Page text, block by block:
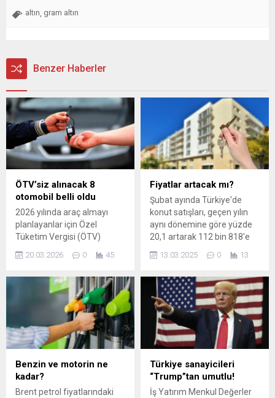
altın gram altın
Benzer Haberler
ÖTV’siz alınacak 8
otomobil belli oldu
2026 yılında araç almayı
planlayanlar için Özel
Tüketim Vergisi (ÖTV)
istisnası gündemdeki yerini
koruyor. CHP Tokat
tarafından emekliler için
TBMM Başkanlığı’na
sunulan kanun teklifiyle
onaya kalan ÖTV'siz araçlar
sosyal ...
20.03.2026 0 45
Fiyatlar artacak mı?
Şubat ayında Türkiye'de
konut satışları, geçen yılın
aynı dönemine göre yüzde
20,1 artarak 112 bin 818'e
ulaştı. Bu rakam, son yılların
en yüksek ikinci şubat
temsilcileri, kredi faizlerinin
ve arsa maliyetlerinin
düşmesiyle satışların
hızlanabileceğini belirtiyor.
Uzmanlar, konut
fiyatlarındaki artışın devam
etmesinin yanı sıra, kiralık
konut fiyatlarının...
13.03.2025 0 13
Benzin ve motorin ne
kadar?
Brent petrol fiyatlarındaki
Türkiye sanayicileri
“Trump”tan umutlu!
İş Yatırım Menkul Değerler